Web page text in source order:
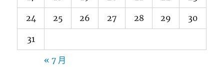
24 25 26 27 28 29 30
31
« 7 月